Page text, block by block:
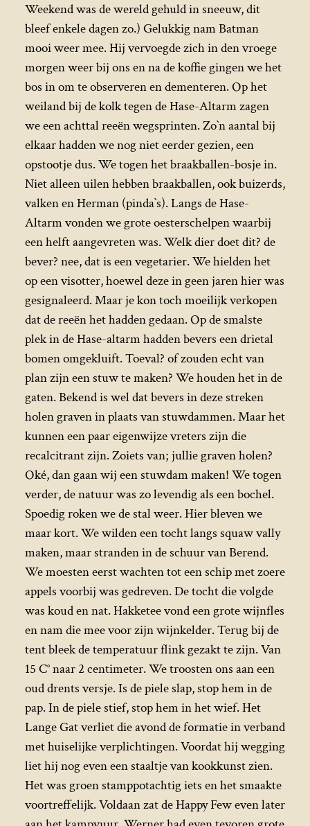
Weekend was de wereld gehuld in sneeuw, dit
bleef enkele dagen zo.) Gelukkig nam Batman
mooi weer mee. Hij vervoegde zich in den vroege
morgen weer bij ons en na de koffie gingen we het
bos in om te observeren en dementeren. Op het
weiland bij de kolk tegen de Hase-Altarm zagen
we een achttal reeën wegsprinten. Zo`n aantal bij
elkaar hadden we nog niet eerder gezien, een
opstootje dus. We togen het braakballen-bosje in.
Niet alleen uilen hebben braakballen, ook buizerds,
valken en Herman (pinda`s). Langs de Hase-
Altarm vonden we grote oesterschelpen waarbij
een helft aangevreten was. Welk dier doet dit? de
bever? nee, dat is een vegetarier. We hielden het
op een visotter, hoewel deze in geen jaren hier was
gesignaleerd. Maar je kon toch moeilijk verkopen
dat de reeën het hadden gedaan. Op de smalste
plek in de Hase-altarm hadden bevers een drietal
bomen omgekluift. Toeval? of zouden echt van
plan zijn een stuw te maken? We houden het in de
gaten. Bekend is wel dat bevers in deze streken
holen graven in plaats van stuwdammen. Maar het
kunnen een paar eigenwijze vreters zijn die
recalcitrant zijn. Zoiets van; jullie graven holen?
Oké, dan gaan wij een stuwdam maken! We togen
verder, de natuur was zo levendig als een bochel.
Spoedig roken we de stal weer. Hier bleven we
maar kort. We wilden een tocht langs squaw vally
maken, maar stranden in de schuur van Berend.
We moesten eerst wachten tot een schip met zoere
appels voorbij was gedreven. De tocht die volgde
was koud en nat. Hakketee vond een grote wijnfles
en nam die mee voor zijn wijnkelder. Terug bij de
tent bleek de temperatuur flink gezakt te zijn. Van
15 C° naar 2 centimeter. We troosten ons aan een
oud drents versje. Is de piele slap, stop hem in de
pap. In de piele stief, stop hem in het wief. Het
Lange Gat verliet die avond de formatie in verband
met huiselijke verplichtingen. Voordat hij wegging
liet hij nog even een staaltje van kookkunst zien.
Het was groen stamppotachtig iets en het smaakte
voortreffelijk. Voldaan zat de Happy Few even later